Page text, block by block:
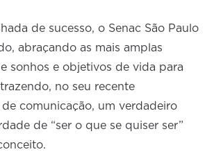
de sucesso, o Senac São Paulo
abraçando as mais amplas
sonhos e objetivos de vida para
no seu recente
comunicação, um verdadeiro
de “ser o que se quiser ser”